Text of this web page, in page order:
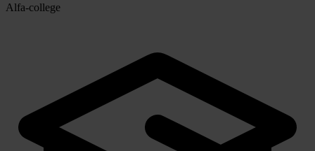
Alfa-college